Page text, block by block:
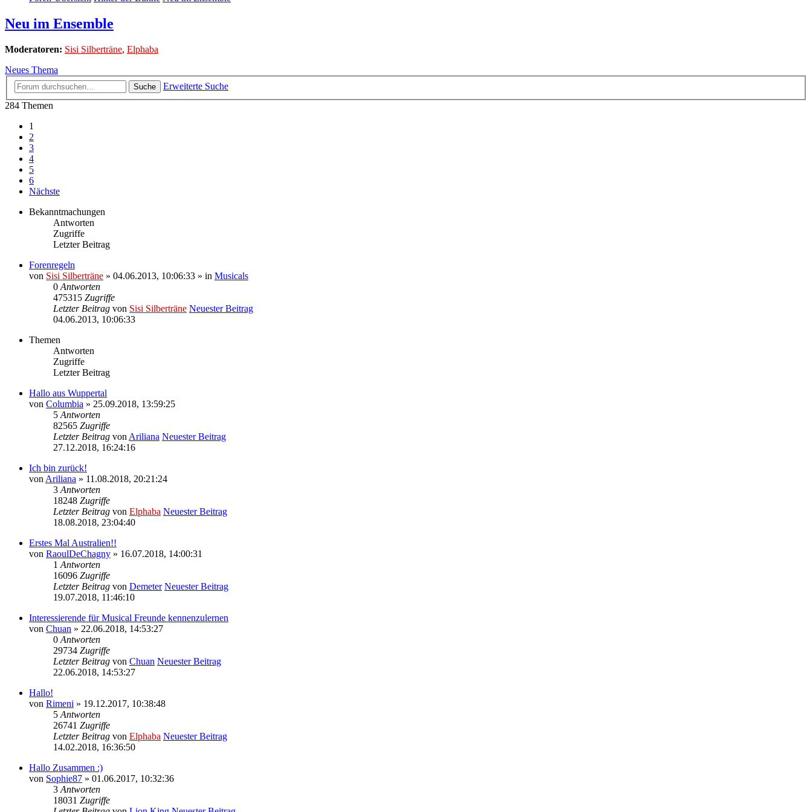
Neu im Ensemble
Moderatoren: Sisi Silberträne, Elphaba
Neues Thema
Suche
Erweiterte Suche
284 Themen
1
2
3
4
5
6
Nächste
Bekanntmachungen
Antworten
Zugriffe
Letzter Beitrag
Forenregeln
von Sisi Silberträne » 04.06.2013, 10:06:33 » in Musicals
0 Antworten
475315 Zugriffe
Letzter Beitrag von Sisi Silberträne Neuester Beitrag
04.06.2013, 10:06:33
Themen
Antworten
Zugriffe
Letzter Beitrag
Hallo aus Wuppertal
von Columbia » 25.09.2018, 13:59:25
5 Antworten
82565 Zugriffe
Letzter Beitrag von Ariliana Neuester Beitrag
27.12.2018, 16:24:16
Ich bin zurück!
von Ariliana » 11.08.2018, 20:21:24
3 Antworten
18248 Zugriffe
Letzter Beitrag von Elphaba Neuester Beitrag
18.08.2018, 23:04:40
Erstes Mal Australien!!
von RaoulDeChagny » 16.07.2018, 14:00:31
1 Antworten
16096 Zugriffe
Letzter Beitrag von Demeter Neuester Beitrag
19.07.2018, 11:46:10
Interessierende für Musical Freunde kennenzulernen
von Chuan » 22.06.2018, 14:53:27
0 Antworten
29734 Zugriffe
Letzter Beitrag von Chuan Neuester Beitrag
22.06.2018, 14:53:27
Hallo!
von Rimeni » 19.12.2017, 10:38:48
5 Antworten
26741 Zugriffe
Letzter Beitrag von Elphaba Neuester Beitrag
14.02.2018, 16:36:50
Hallo Zusammen :)
von Sophie87 » 01.06.2017, 10:32:36
3 Antworten
18031 Zugriffe